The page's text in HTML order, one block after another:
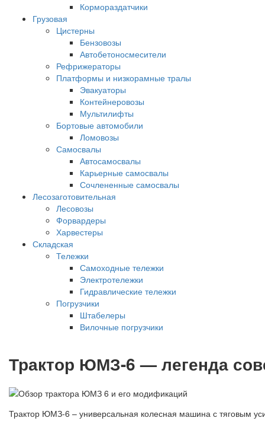
Кормораздатчики
Грузовая
Цистерны
Бензовозы
Автобетоносмесители
Рефрижераторы
Платформы и низкорамные тралы
Эвакуаторы
Контейнеровозы
Мультилифты
Бортовые автомобили
Ломовозы
Самосвалы
Автосамосвалы
Карьерные самосвалы
Сочлененные самосвалы
Лесозаготовительная
Лесовозы
Форвардеры
Харвестеры
Складская
Тележки
Самоходные тележки
Электротележки
Гидравлические тележки
Погрузчики
Штабелеры
Вилочные погрузчики
Трактор ЮМЗ-6 — легенда
Трактор ЮМЗ-6 – универсальная колесная машина с тяговым